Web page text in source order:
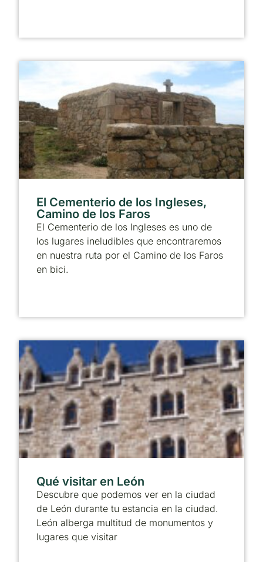
El Cementerio de los Ingleses,
Camino de los Faros
El Cementerio de los Ingleses es uno de
los lugares ineludibles que encontraremos
en nuestra ruta por el Camino de los Faros
en bici.
Qué visitar en León
Descubre que podemos ver en la ciudad
de León durante tu estancia en la ciudad.
León alberga multitud de monumentos y
lugares que visitar